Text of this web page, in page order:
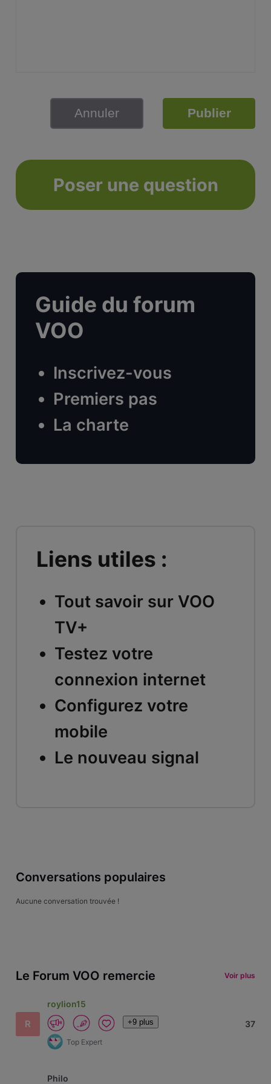
Annuler Publier
Poser une question
Guide du forum
VOO
Inscrivez-vous
Premiers pas
La charte
Liens utiles :
Tout savoir sur VOO
TV+
Testez votre
connexion internet
Configurez votre
mobile
Le nouveau signal
Conversations populaires
Aucune conversation trouvée !
Le Forum VOO remercie Voir plus
R
roylion15
+9 plus
Top Expert
37
Philo